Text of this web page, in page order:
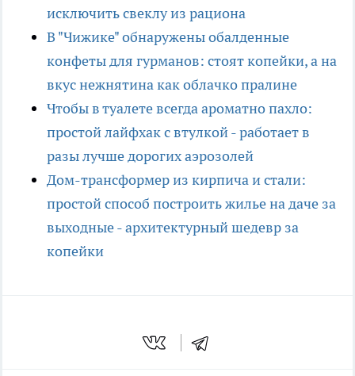
исключить свеклу из рациона
В "Чижике" обнаружены обалденные
конфеты для гурманов: стоят копейки, а на
вкус нежнятина как облачко пралине
Чтобы в туалете всегда ароматно пахло:
простой лайфхак с втулкой - работает в
разы лучше дорогих аэрозолей
Дом-трансформер из кирпича и стали:
простой способ построить жилье на даче за
выходные - архитектурный шедевр за
копейки